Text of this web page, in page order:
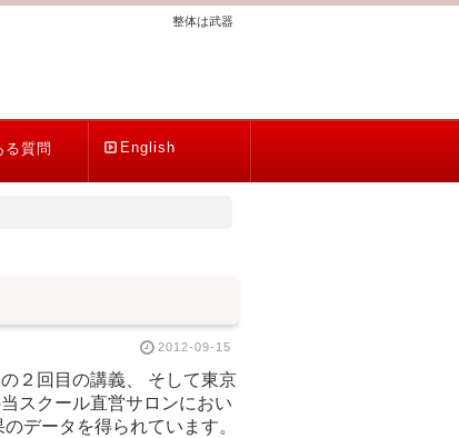
整体は武器
る質問 English
2012-09-15
２回目の講義、 そして東京
スクール直営サロンにおい
データを得られています。